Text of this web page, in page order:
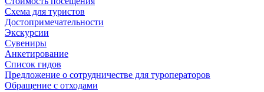
Схема для туристов
Достопримечательности
Экскурсии
Сувениры
Анкетирование
Список гидов
Предложение о сотрудничестве для туроператоров
Обращение с отходами